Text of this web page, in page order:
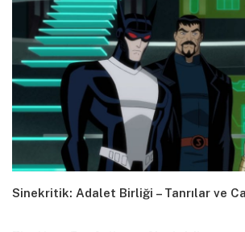
Sinekritik: Adalet Birliği – Tanrılar ve